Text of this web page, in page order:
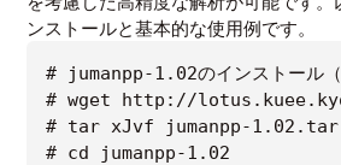
ンストールと基本的な使用例です。
# jumanpp-1.02のインストール
# wget http://
# tar xJvf jumanpp-
# cd jumanpp-1.02